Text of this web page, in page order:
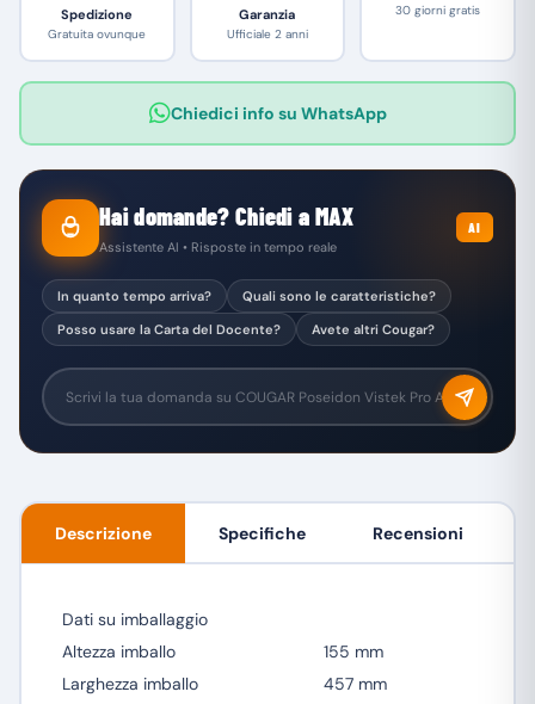
Spedizione
Gratuita ovunque
Garanzia
Ufficiale 2 anni
30 giorni gratis
Chiedici info su WhatsApp
Hai domande? Chiedi a MAX
Assistente AI • Risposte in tempo reale
AI
In quanto tempo arriva?
Quali sono le caratteristiche?
Posso usare la Carta del Docente?
Avete altri Cougar?
Descrizione Specifiche Recensioni
Dati su imballaggio
Altezza imballo
155 mm
Larghezza imballo
457 mm